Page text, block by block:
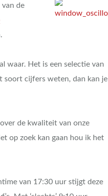
de
waar. Het is een selectie van
soort cijfers weten, dan kan je
de kwaliteit van onze
op zoek kan gaan hou ik het
van 17:30 uur stijgt deze